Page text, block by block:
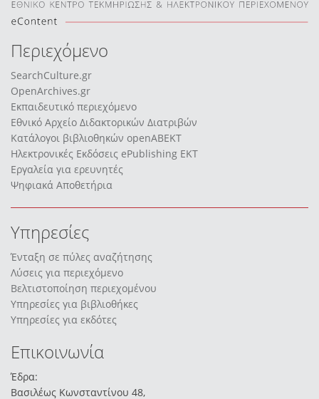
Περιεχόμενο
SearchCulture.gr
OpenArchives.gr
Εκπαιδευτικό περιεχόμενο
Εθνικό Αρχείο Διδακτορικών Διατριβών
Κατάλογοι βιβλιοθηκών openABEKT
Ηλεκτρονικές Εκδόσεις ePublishing EKT
Εργαλεία για ερευνητές
Ψηφιακά Αποθετήρια
Υπηρεσίες
Ένταξη σε πύλες αναζήτησης
Λύσεις για περιεχόμενο
Βελτιστοποίηση περιεχομένου
Υπηρεσίες για βιβλιοθήκες
Υπηρεσίες για εκδότες
Επικοινωνία
Έδρα:
Βασιλέως Κωνσταντίνου 48,